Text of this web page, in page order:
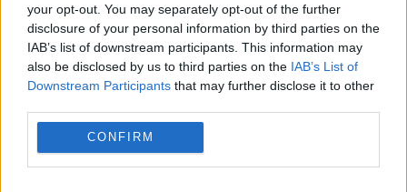
your opt-out. You may separately opt-out of the further
disclosure of your personal information by third parties on the
IAB’s list of downstream participants. This information may
also be disclosed by us to third parties on the IAB’s List of
Downstream Participants that may further disclose it to other
CONFIRM